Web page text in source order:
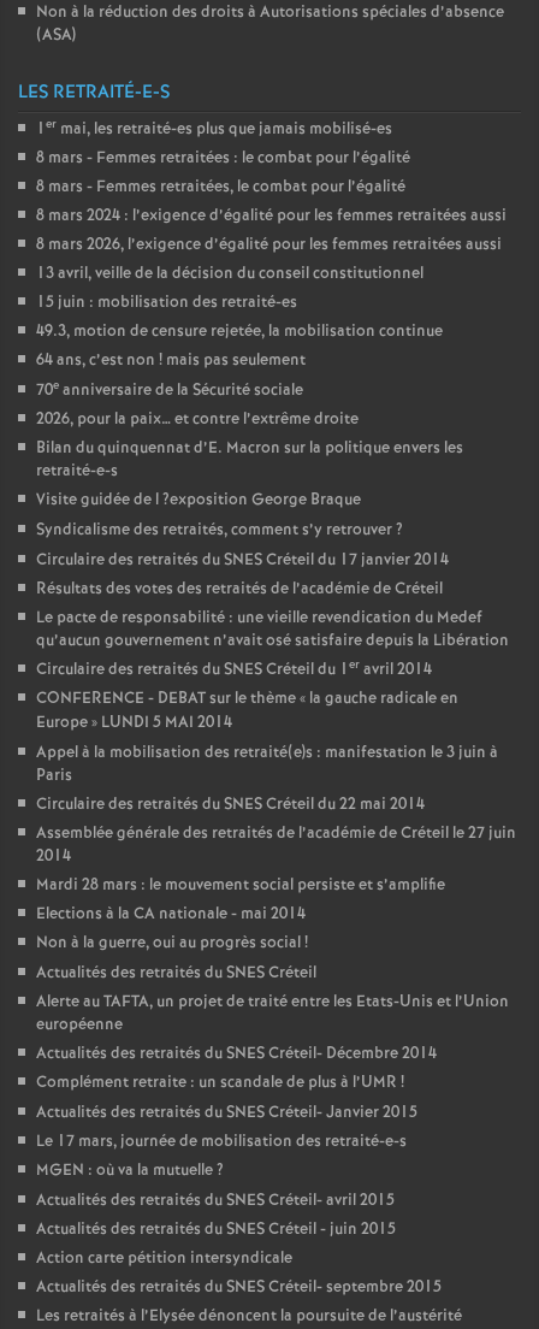
Non à la réduction des droits à Autorisations spéciales d’absence
(ASA)
LES RETRAITÉ-E-S
1 er mai, les retraité-es plus que jamais mobilisé-es
8 mars - Femmes retraitées : le combat pour l’égalité
8 mars - Femmes retraitées, le combat pour l’égalité
8 mars 2024 : l’exigence d’égalité pour les femmes retraitées aussi
8 mars 2026, l’exigence d’égalité pour les femmes retraitées aussi
13 avril, veille de la décision du conseil constitutionnel
15 juin : mobilisation des retraité-es
49.3, motion de censure rejetée, la mobilisation continue
64 ans, c’est non ! mais pas seulement
70e anniversaire de la Sécurité sociale
2026, pour la paix… et contre l’extrême droite
Bilan du quinquennat d’E. Macron sur la politique envers les
retraité-e-s
Visite guidée de l?exposition George Braque
Syndicalisme des retraités, comment s’y retrouver?
Circulaire des retraités duSNESCréteil du 17 janvier 2014
Résultats des votes des retraités de l’académie de Créteil
Le pacte de responsabilité : une vieille revendication du Medef
qu’aucun gouvernement n’avait osé satisfaire depuis la Libération
Circulaire des retraités duSNESCréteil du 1 er avril 2014
CONFERENCE - DEBATsur le thème « la gauche radicale en
Europe» LUNDI 5 MAI 2014
Appel à la mobilisation des retraité(e)s : manifestation le 3 juin à
Paris
Circulaire des retraités duSNESCréteil du 22 mai 2014
Assemblée générale des retraités de l’académie de Créteil le 27 juin
2014
Mardi 28 mars : le mouvement social persiste et s’amplifie
Elections à la CA nationale - mai 2014
Non à la guerre, oui au progrès social!
Actualités des retraités duSNESCréteil
Alerte auTAFTA, un projet de traité entre les Etats-Unis et l’Union
européenne
Actualités des retraités duSNESCréteil- Décembre 2014
Complément retraite : un scandale de plus à l’UMR !
Actualités des retraités duSNESCréteil- Janvier 2015
Le 17 mars, journée de mobilisation des retraité-e-s
MGEN : où va la mutuelle?
Actualités des retraités duSNESCréteil- avril 2015
Actualités des retraités duSNESCréteil - juin 2015
Action carte pétition intersyndicale
Actualités des retraités duSNESCréteil- septembre 2015
Les retraités à l’Elysée dénoncent la poursuite de l’austérité